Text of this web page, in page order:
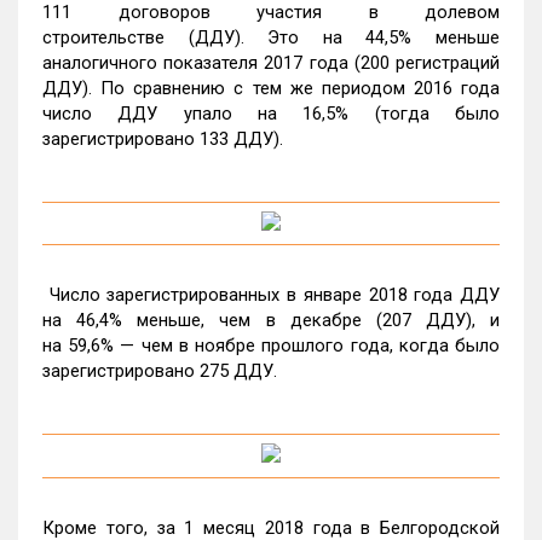
111 договоров участия в долевом
строительстве (ДДУ). Это на 44,5% меньше
аналогичного показателя 2017 года (200 регистраций
ДДУ). По сравнению с тем же периодом 2016 года
число ДДУ упало на 16,5% (тогда было
зарегистрировано 133 ДДУ).
Число зарегистрированных в январе 2018 года ДДУ
на 46,4% меньше, чем в декабре (207 ДДУ), и
на 59,6% — чем в ноябре прошлого года, когда было
зарегистрировано 275 ДДУ.
Кроме того, за 1 месяц 2018 года в Белгородской